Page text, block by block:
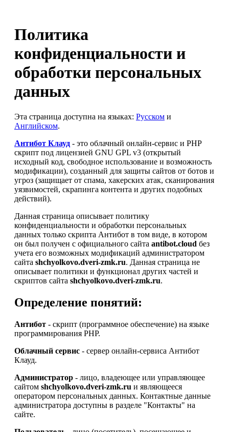
Политика
конфиденциальности и
обработки персональных
данных
Эта страница доступна на языках: Русском и
Английском.
Антибот Клауд - это облачный онлайн-сервис и PHP
скрипт под лицензией GNU GPL v3 (открытый
исходный код, свободное использование и возможность
модификации), созданный для защиты сайтов от ботов и
угроз (защищает от спама, хакерских атак, сканирования
уязвимостей, скрапинга контента и других подобных
действий).
Данная страница описывает политику
конфиденциальности и обработки персональных
данных только скрипта Антибот в том виде, в котором
он был получен с официального сайта antibot.cloud без
учета его возможных модификаций администратором
сайта shchyolkovo.dveri-zmk.ru. Данная страница не
описывает политики и функционал других частей и
скриптов сайта shchyolkovo.dveri-zmk.ru.
Определение понятий:
Антибот - скрипт (программное обеспечение) на языке
программирования PHP.
Облачный сервис - сервер онлайн-сервиса Антибот
Клауд.
Администратор - лицо, владеющее или управляющее
сайтом shchyolkovo.dveri-zmk.ru и являющееся
оператором персональных данных. Контактные данные
администратора доступны в разделе "Контакты" на
сайте.